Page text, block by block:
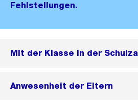
Fehlstellungen.
Mit der Klasse in der
Anwesenheit der Eltern